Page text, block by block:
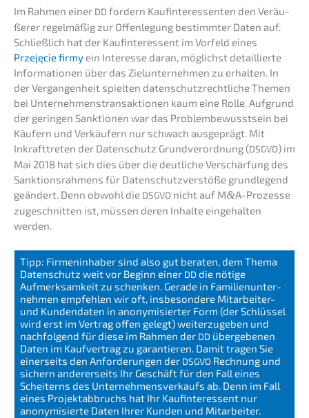
Im Rahmen einer DD fordern Kaufin­ter­es­sen­ten den Veräu­
ße­rer regel­mä­ßig zur Offen­le­gung bestimm­ter Daten auf.
Schließ­lich hat der Kaufin­ter­es­sent im Vorfeld eines
Przejęcie firmy ein Inter­es­se daran, möglichst detail­lier­te
Infor­ma­tio­nen über das Zielun­ter­neh­men zu erhal­ten. In
der Vergan­gen­heit spiel­ten daten­schutz­recht­li­che Themen
bei Unter­neh­mens­trans­ak­tio­nen kaum eine Rolle. Aufgrund
der gerin­gen Sanktio­nen war das Problem­be­wusst­sein bei
Käufern und Verkäu­fern nur schwach ausge­prägt. Mit
Inkraft­tre­ten der Daten­schutz Grund­ver­ord­nung (DSGVO) im
Mai 2018 hat sich dies über die deutli­che Verschär­fung des
Sankti­ons­rah­mens für Daten­schutz­ver­stö­ße grund­le­gend
geändert. Denn obwohl die DSGVO nicht auf M&A-Prozesse
zugeschnit­ten ist, müssen deren Inhal­te einge­hal­ten
werden.
Tipp: Firmen­in­ha­ber sind also gut beraten, dem Thema
Daten­schutz weit vor Beginn einer DDdie nötige
Aufmerk­sam­keit zu schen­ken. Gerade in Famili­en­un­ter­
neh­men empfeh­len wir oft, insbe­son­de­re Mitar­bei­ter-
und Kunden­da­ten in anony­mi­sier­ter Form (der Schlüs­sel
wird erst im Vertrag offen gelegt) weiter­zu­ge­ben und
nachfol­gend für diese im Rahmen der DDüberge­be­nen
Daten im Kaufver­trag zu garan­tie­ren. Damit tragen Sie
einer­seits den Anfor­de­run­gen der DSGVORechnung und
sichern anderer­seits Ihr Geschäft für den Fall eines
Schei­terns des Unter­neh­mens­ver­kaufs ab. Denn im Fall
eines Projekt­ab­bruchs hat Ihr Kaufin­ter­es­sent nur
anony­mi­sier­te Daten Ihrer Kunden und Mitarbeiter.